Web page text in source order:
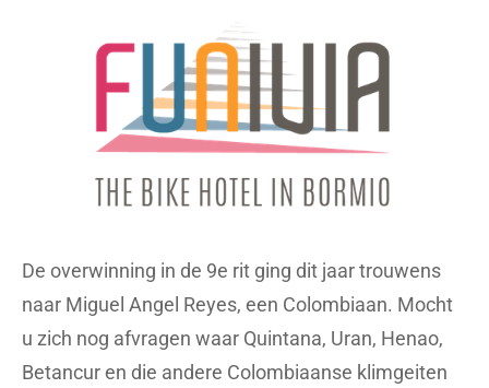
De overwinning in de 9e rit ging dit jaar trouwens
naar Miguel Angel Reyes, een Colombiaan. Mocht
u zich nog afvragen waar Quintana, Uran, Henao,
Betancur en die andere Colombiaanse klimgeiten